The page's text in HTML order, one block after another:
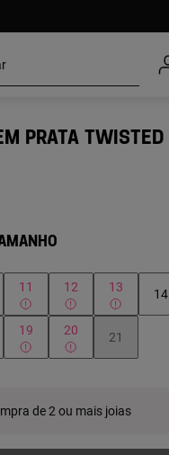
PRATA TWISTED
11 12 13 14
19 20 21
de 2 ou mais joias